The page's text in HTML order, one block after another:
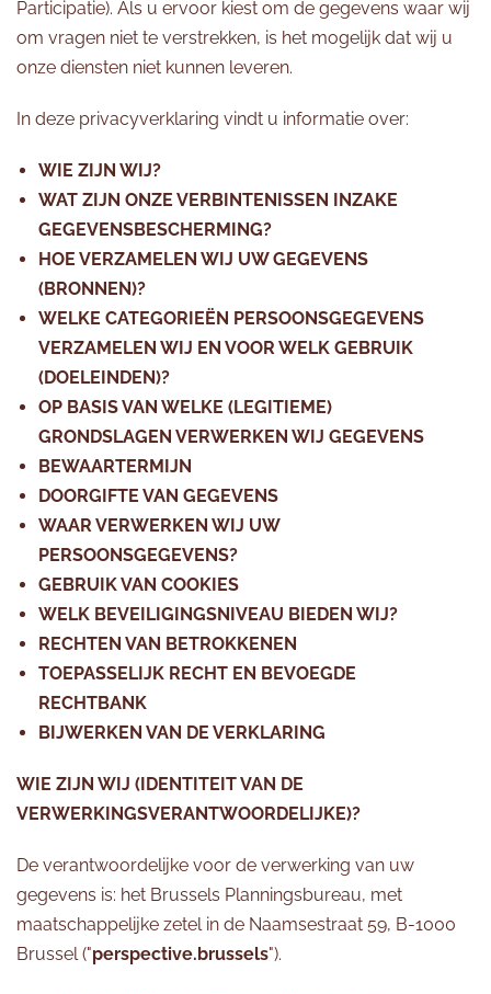
Participatie). Als u ervoor kiest om de gegevens waar wij
om vragen niet te verstrekken, is het mogelijk dat wij u
onze diensten niet kunnen leveren.
In deze privacyverklaring vindt u informatie over:
WIE ZIJN WIJ?
WAT ZIJN ONZE VERBINTENISSEN INZAKE
GEGEVENSBESCHERMING?
HOE VERZAMELEN WIJ UW GEGEVENS
(BRONNEN)?
WELKE CATEGORIEËN PERSOONSGEGEVENS
VERZAMELEN WIJ EN VOOR WELK GEBRUIK
(DOELEINDEN)?
OP BASIS VAN WELKE (LEGITIEME)
GRONDSLAGEN VERWERKEN WIJ GEGEVENS
BEWAARTERMIJN
DOORGIFTE VAN GEGEVENS
WAAR VERWERKEN WIJ UW
PERSOONSGEGEVENS?
GEBRUIK VAN COOKIES
WELK BEVEILIGINGSNIVEAU BIEDEN WIJ?
RECHTEN VAN BETROKKENEN
TOEPASSELIJK RECHT EN BEVOEGDE
RECHTBANK
BIJWERKEN VAN DE VERKLARING
WIE ZIJN WIJ (IDENTITEIT VAN DE
VERWERKINGSVERANTWOORDELIJKE)?
De verantwoordelijke voor de verwerking van uw
gegevens is: het Brussels Planningsbureau, met
maatschappelijke zetel in de Naamsestraat 59, B-1000
Brussel ("perspective.brussels").